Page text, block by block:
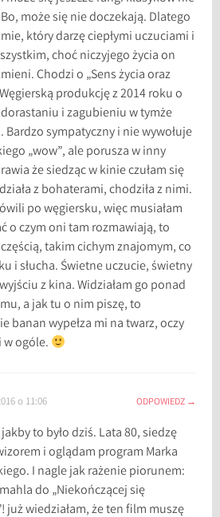
może się nie doczekają. Dlatego
który darzę ciepłymi uczuciami i
choć niczyjego życia on
Chodzi o „Sens życia oraz
produkcję z 2014 roku o
i zagubieniu w tymże
sympatyczny i nie wywołuje
„wow”, ale porusza w inny
że siedząc w kinie czułam się
z bohaterami, chodziła z nimi.
po węgiersku, więc musiałam
o czym oni tam rozmawiają, to
częścią, takim cichym znajomym, co
i słucha. Świetne uczucie, świetny
z kina. Widziałam go ponad
a jak tu o nim piszę, to
banan wypełza mi na twarz, oczy
w ogóle.
o 11:06 ODPOWIEDZ
to było dziś. Lata 80, siedzę
i oglądam program Marka
I nagle jak rażenie piorunem:
do „Niekończącej się
już wiedziałam, że ten film muszę